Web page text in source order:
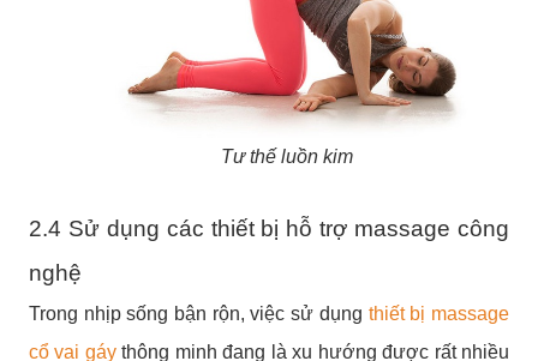
Tư thế luồn kim
2.4 Sử dụng các thiết bị hỗ trợ massage công
nghệ
Trong nhịp sống bận rộn, việc sử dụng thiết bị massage
cổ vai gáythông minh đang là xu hướng được rất nhiều